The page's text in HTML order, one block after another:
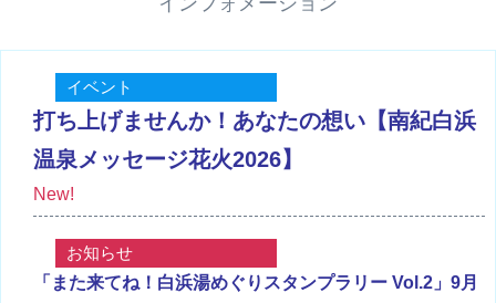
イベント
打ち上げませんか！あなたの想い【南紀白浜
温泉メッセージ花火2026】
New!
お知らせ
「また来てね！白浜湯めぐりスタンプラリー Vol.2」9月